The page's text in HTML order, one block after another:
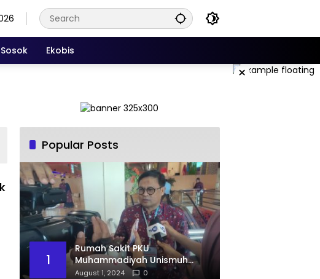
Sosok Ekobis
×
Popular Posts
1
Rumah Sakit PKU
Muhammadiyah Unismuh
Makassar Resmi Terima
August 1, 2024 0